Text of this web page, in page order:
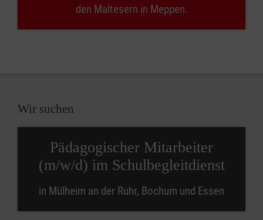
den Maltesern in Meppen.
Wir suchen
Pädagogischer Mitarbeiter
(m/w/d) im Schulbegleitdienst
in Mülheim an der Ruhr, Bochum und Essen